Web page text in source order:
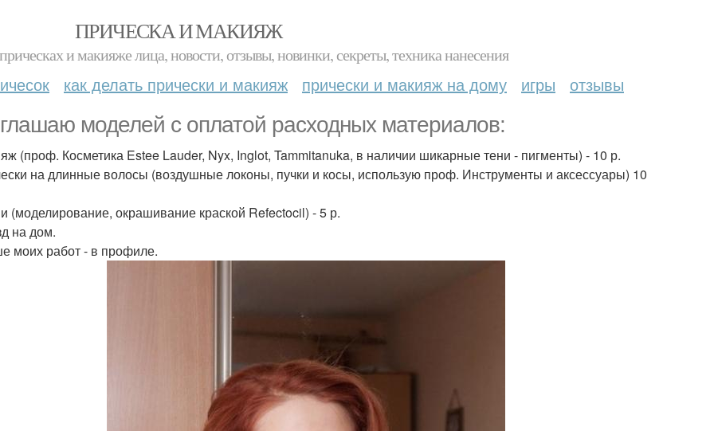
ПРИЧЕСКА И МАКИЯЖ
и макияже лица, новости, отзывы, новинки, секреты, техника нанесения
как делать прически и макияж прически и макияж на дому игры отзывы
моделей с оплатой расходных материалов:
(проф. Косметика Estee Lauder, Nyx, Inglot, Tammitanuka, в наличии шикарные тени - пигменты) - 10 р.
на длинные волосы (воздушные локоны, пучки и косы, использую проф. Инструменты и аксессуары) 10
(моделирование, окрашивание краской Refectocil) - 5 р.
на дом.
моих работ - в профиле.